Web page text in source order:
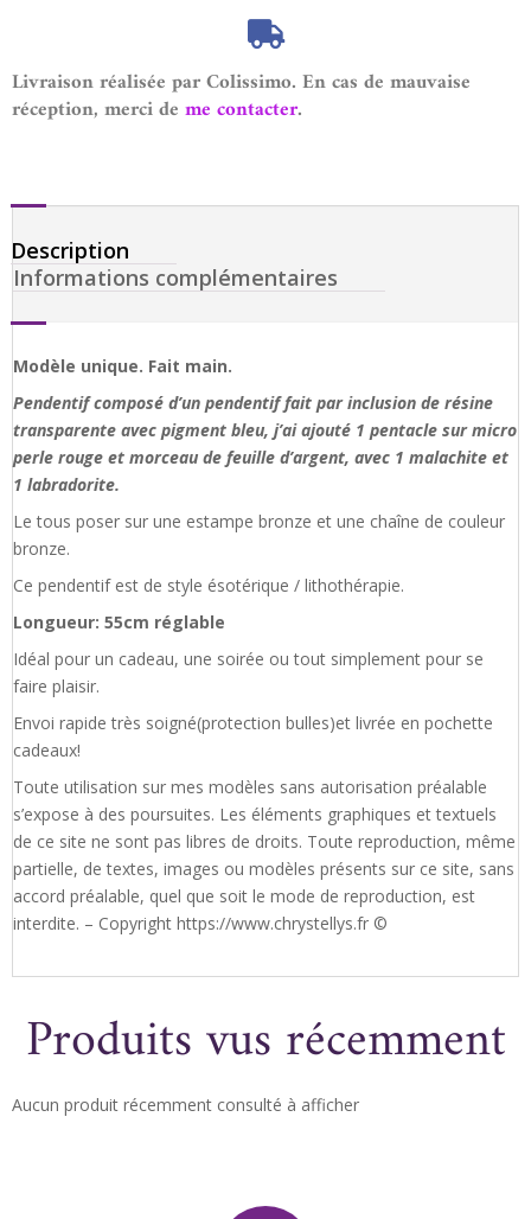
Livraison réalisée par Colissimo. En cas de mauvaise
réception, merci de me contacter.
Description
Informations complémentaires
Modèle unique. Fait main.
Pendentif composé d’un pendentif fait par inclusion de résine
transparente avec pigment bleu, j’ai ajouté 1 pentacle sur micro
perle rouge et morceau de feuille d’argent, avec 1 malachite et
1 labradorite.
Le tous poser sur une estampe bronze et une chaîne de couleur
bronze.
Ce pendentif est de style ésotérique / lithothérapie.
Longueur: 55cm réglable
Idéal pour un cadeau, une soirée ou tout simplement pour se
faire plaisir.
Envoi rapide très soigné(protection bulles)et livrée en pochette
cadeaux!
Toute utilisation sur mes modèles sans autorisation préalable
s’expose à des poursuites. Les éléments graphiques et textuels
de ce site ne sont pas libres de droits. Toute reproduction, même
partielle, de textes, images ou modèles présents sur ce site, sans
accord préalable, quel que soit le mode de reproduction, est
interdite. – Copyright https://www.chrystellys.fr ©
Produits vus récemment
Aucun produit récemment consulté à afficher